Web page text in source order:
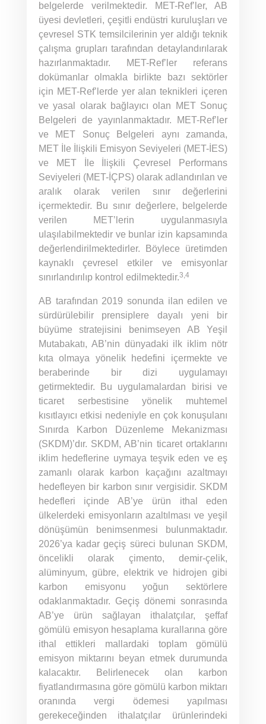
belgelerde verilmektedir. MET-Ref’ler, AB
üyesi devletleri, çeşitli endüstri kuruluşları ve
çevresel STK temsilcilerinin yer aldığı teknik
çalışma grupları tarafından detaylandırılarak
hazırlanmaktadır. MET-Ref’ler referans
dokümanlar olmakla birlikte bazı sektörler
için MET-Ref’lerde yer alan teknikleri içeren
ve yasal olarak bağlayıcı olan MET Sonuç
Belgeleri de yayınlanmaktadır. MET-Ref’ler
ve MET Sonuç Belgeleri aynı zamanda,
MET İle İlişkili Emisyon Seviyeleri (MET-İES)
ve MET İle İlişkili Çevresel Performans
Seviyeleri (MET-İÇPS) olarak adlandırılan ve
aralık olarak verilen sınır değerlerini
içermektedir. Bu sınır değerlere, belgelerde
verilen MET’lerin uygulanmasıyla
ulaşılabilmektedir ve bunlar izin kapsamında
değerlendirilmektedirler. Böylece üretimden
kaynaklı çevresel etkiler ve emisyonlar
sınırlandırılıp kontrol edilmektedir.3,4
AB tarafından 2019 sonunda ilan edilen ve
sürdürülebilir prensiplere dayalı yeni bir
büyüme stratejisini benimseyen AB Yeşil
Mutabakatı, AB’nin dünyadaki ilk iklim nötr
kıta olmaya yönelik hedefini içermekte ve
beraberinde bir dizi uygulamayı
getirmektedir. Bu uygulamalardan birisi ve
ticaret serbestisine yönelik muhtemel
kısıtlayıcı etkisi nedeniyle en çok konuşulanı
Sınırda Karbon Düzenleme Mekanizması
(SKDM)’dır. SKDM, AB’nin ticaret ortaklarını
iklim hedeflerine uymaya teşvik eden ve eş
zamanlı olarak karbon kaçağını azaltmayı
hedefleyen bir karbon sınır vergisidir. SKDM
hedefleri içinde AB’ye ürün ithal eden
ülkelerdeki emisyonların azaltılması ve yeşil
dönüşümün benimsenmesi bulunmaktadır.
2026’ya kadar geçiş süreci bulunan SKDM,
öncelikli olarak çimento, demir-çelik,
alüminyum, gübre, elektrik ve hidrojen gibi
karbon emisyonu yoğun sektörlere
odaklanmaktadır. Geçiş dönemi sonrasında
AB’ye ürün sağlayan ithalatçılar, şeffaf
gömülü emisyon hesaplama kurallarına göre
ithal ettikleri mallardaki toplam gömülü
emisyon miktarını beyan etmek durumunda
kalacaktır. Belirlenecek olan karbon
fiyatlandırmasına göre gömülü karbon miktarı
oranında vergi ödemesi yapılması
gerekeceğinden ithalatçılar ürünlerindeki